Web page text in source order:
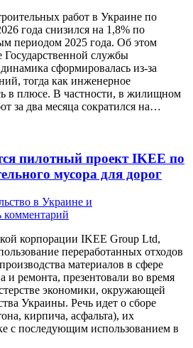
работ в Украине по
года снизился на 1,8% по
периодом 2025 года. Об этом
Государственной службы
сформировалась из-за
тогда как инженерное
в плюсе. В частности, в жилищном
за два месяца сократился на…
пилотный проект IKEE по
мусора для дорог
в Украине и
комментарий
корпорации IKEE Group Ltd,
переработанных отходов
материалов в сфере
и ремонта, презентовали во время
экономики, окружающей
Украины. Речь идет о сборе
кирпича, асфальта), их
с последующим использованием в